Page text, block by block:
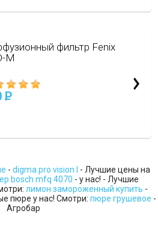
фильтр Fenix
M
P
- digma pro vision l
- Лучшие цены на
bosch mfq 4070 - у нас! - Лучшие
лимон замороженный купить -
пюре у нас! Смотри: пюре грушевое -
Агробар